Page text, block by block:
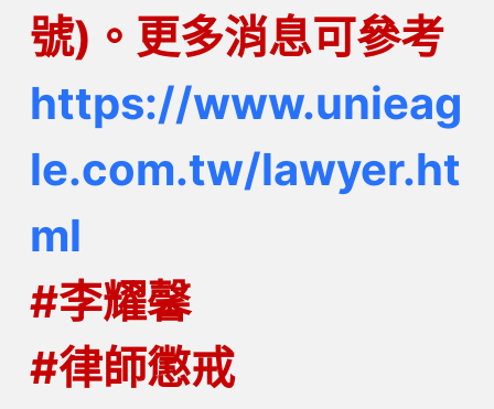
號)。更多消息可參考
https://www.unieag
le.com.tw/lawyer.ht
ml
#李耀馨
#律師懲戒